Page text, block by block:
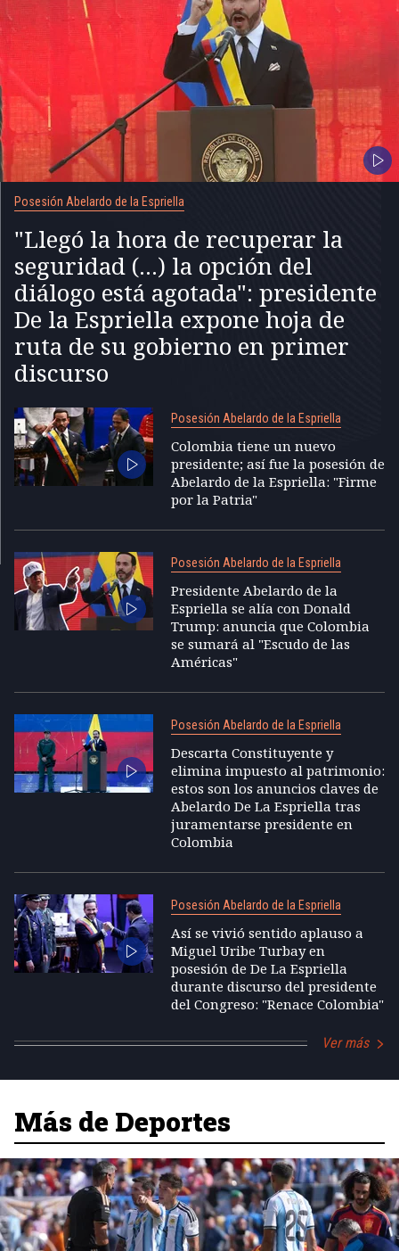
Posesión Abelardo de la Espriella
"Llegó la hora de recuperar la
seguridad (...) la opción del
diálogo está agotada": presidente
De la Espriella expone hoja de
ruta de su gobierno en primer
discurso
Posesión Abelardo de la Espriella
Colombia tiene un nuevo
presidente; así fue la posesión de
Abelardo de la Espriella: "Firme
por la Patria"
Posesión Abelardo de la Espriella
Presidente Abelardo de la
Espriella se alía con Donald
Trump: anuncia que Colombia
se sumará al "Escudo de las
Américas"
Posesión Abelardo de la Espriella
Descarta Constituyente y
elimina impuesto al patrimonio:
estos son los anuncios claves de
Abelardo De La Espriella tras
juramentarse presidente en
Colombia
Posesión Abelardo de la Espriella
Así se vivió sentido aplauso a
Miguel Uribe Turbay en
posesión de De La Espriella
durante discurso del presidente
del Congreso: "Renace Colombia"
Ver más
Más de Deportes